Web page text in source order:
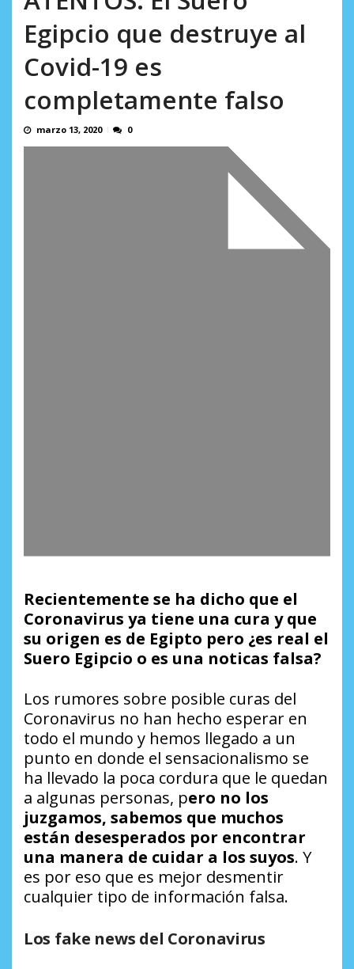
Egipcio que destruye al
Covid-19 es
completamente falso
marzo 13, 2020 0
Recientemente se ha dicho que el
Coronavirus ya tiene una cura y que
su origen es de Egipto pero ¿es real el
Suero Egipcio o es una noticas falsa?
Los rumores sobre posible curas del
Coronavirus no han hecho esperar en
todo el mundo y hemos llegado a un
punto en donde el sensacionalismo se
ha llevado la poca cordura que le quedan
a algunas personas, pero no los
juzgamos, sabemos que muchos
están desesperados por encontrar
una manera de cuidar a los suyos. Y
es por eso que es mejor desmentir
cualquier tipo de información falsa.
Los fake news del Coronavirus